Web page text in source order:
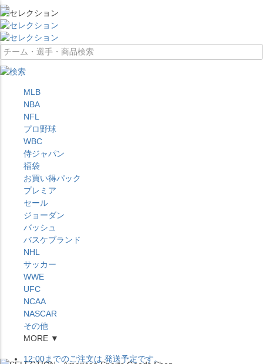
MLB
NBA
NFL
プロ野球
WBC
侍ジャパン
福袋
お買い得パック
プレミア
セール
ジョーダン
バッシュ
バスケブランド
NHL
サッカー
WWE
UFC
NCAA
NASCAR
その他
MORE ▼
12:00までのご注文は 発送予定です。